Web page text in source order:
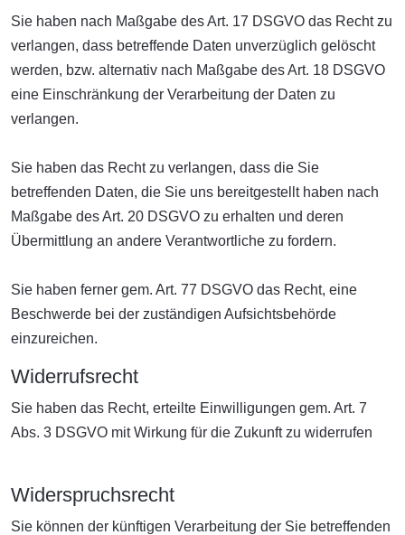
Sie haben nach Maßgabe des Art. 17 DSGVO das Recht zu
verlangen, dass betreffende Daten unverzüglich gelöscht
werden, bzw. alternativ nach Maßgabe des Art. 18 DSGVO
eine Einschränkung der Verarbeitung der Daten zu
verlangen.
Sie haben das Recht zu verlangen, dass die Sie
betreffenden Daten, die Sie uns bereitgestellt haben nach
Maßgabe des Art. 20 DSGVO zu erhalten und deren
Übermittlung an andere Verantwortliche zu fordern.
Sie haben ferner gem. Art. 77 DSGVO das Recht, eine
Beschwerde bei der zuständigen Aufsichtsbehörde
einzureichen.
Widerrufsrecht
Sie haben das Recht, erteilte Einwilligungen gem. Art. 7
Abs. 3 DSGVO mit Wirkung für die Zukunft zu widerrufen
Widerspruchsrecht
Sie können der künftigen Verarbeitung der Sie betreffenden